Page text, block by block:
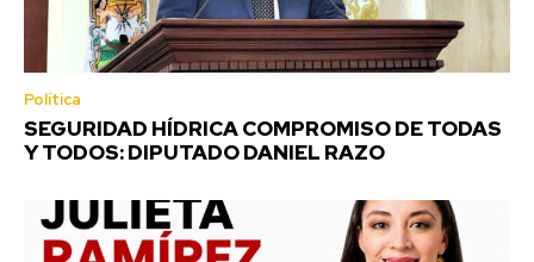
Política
SEGURIDAD HÍDRICA COMPROMISO DE TODAS
Y TODOS: DIPUTADO DANIEL RAZO